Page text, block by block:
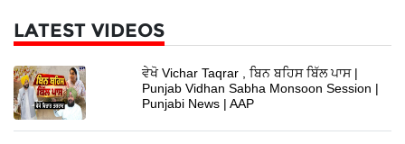
LATEST VIDEOS
ਵੇਖੋ Vichar Taqrar , ਬਿਨ ਬਹਿਸ ਬਿੱਲ ਪਾਸ |
Punjab Vidhan Sabha Monsoon Session |
Punjabi News | AAP